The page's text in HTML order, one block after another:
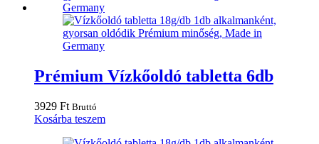
Prémium Vízkőoldó tabletta 6db
3929 Ft Bruttó
Kosárba teszem